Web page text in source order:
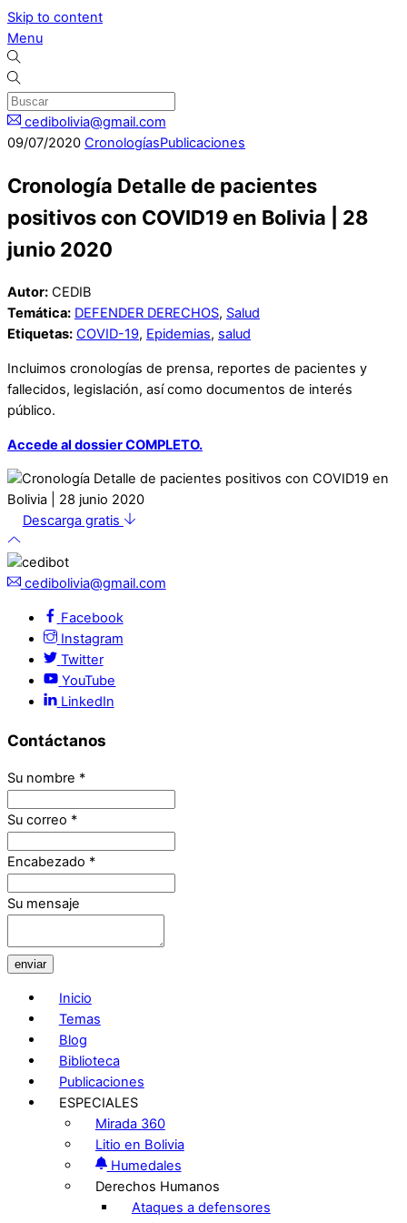
Skip to content
Menu
cedibolivia@gmail.com
09/07/2020 CronologíasPublicaciones
Cronología Detalle de pacientes
positivos con COVID19 en Bolivia | 28
junio 2020
Autor: CEDIB
Temática: DEFENDER DERECHOS, Salud
Etiquetas: COVID-19, Epidemias, salud
Incluimos cronologías de prensa, reportes de pacientes y
fallecidos, legislación, así como documentos de interés
público.
Accede al dossier COMPLETO.
Descarga gratis
cedibolivia@gmail.com
Facebook
Instagram
Twitter
YouTube
LinkedIn
Contáctanos
Su nombre *
Su correo *
Encabezado *
Su mensaje
enviar
Inicio
Temas
Blog
Biblioteca
Publicaciones
ESPECIALES
Mirada 360
Litio en Bolivia
Humedales
Derechos Humanos
Ataques a defensores